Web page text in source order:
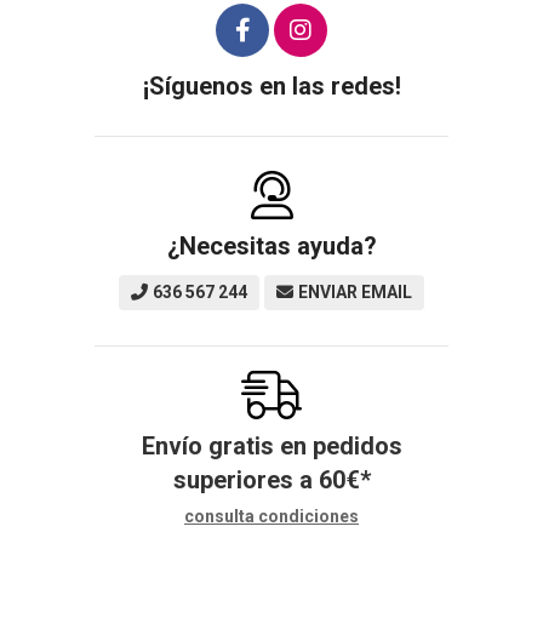
¡Síguenos en las redes!
¿Necesitas ayuda?
636 567 244 ENVIAR EMAIL
Envío gratis en pedidos
superiores a 60€*
consulta condiciones